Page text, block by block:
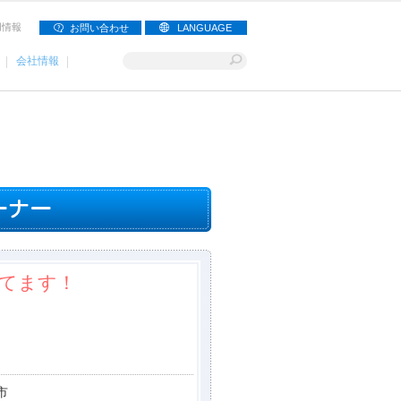
報 お問い合わせ LANGUAGE
会社情報
ます！